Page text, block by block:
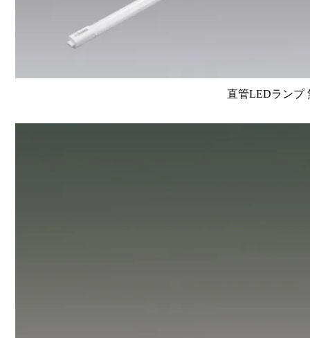
直管LEDランプ